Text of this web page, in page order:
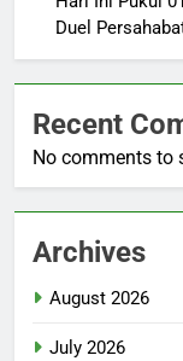
Duel
Recent
No comments to
Archives
August 2026
July 2026